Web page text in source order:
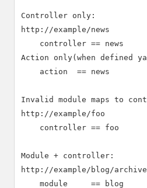
Controller only:
http://example/news
    controller == news
Action only(when defined
    action  == news
Invalid module maps to
http://example/foo
    controller == foo
Module + controller:
http://example/blog/archive
    module     == blog